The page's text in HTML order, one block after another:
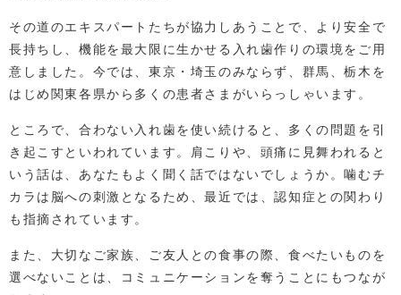
その道のエキスパートたちが協力しあうことで、より安全で
長持ちし、機能を最大限に生かせる入れ歯作りの環境をご用
意しました。今では、東京・埼玉のみならず、群馬、栃木を
はじめ関東各県から多くの患者さまがいらっしゃいます。
ところで、合わない入れ歯を使い続けると、多くの問題を引
き起こすといわれています。肩こりや、頭痛に見舞われると
いう話は、あなたもよく聞く話ではないでしょうか。噛むチ
カラは脳への刺激となるため、最近では、認知症との関わり
も指摘されています。
また、大切なご家族、ご友人との食事の際、食べたいものを
選べないことは、コミュニケーションを奪うことにもつなが